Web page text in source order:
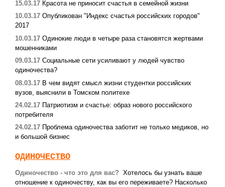
15.03.17 Красота не приносит счастья в семейной жизни
10.03.17 Опубликован "Индекс счастья российских городов"
2017
10.03.17 Одинокие люди в четыре раза становятся жертвами
мошенниками
09.03.17 Социальные сети усиливают у людей чувство
одиночества?
08.03.17 В чем видят смысл жизни студентки российских
вузов, выяснили в Томском политехе
24.02.17 Патриотизм и счастье: образ нового российского
потребителя
24.02.17 Проблема одиночества заботит не только медиков, но
и большой бизнес
ОДИНОЧЕСТВО
Одиночество - что это для вас? Хотелось бы узнать ваше
отношение к одиночеству, как вы его переживаете? Насколько